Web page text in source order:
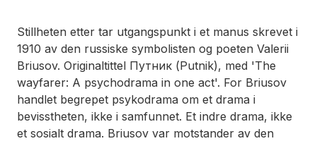
Stillheten etter tar utgangspunkt i et manus skrevet i
1910 av den russiske symbolisten og poeten Valerii
Briusov. Originaltittel Путник (Putnik), med 'The
wayfarer: A psychodrama in one act'. For Briusov
handlet begrepet psykodrama om et drama i
bevisstheten, ikke i samfunnet. Et indre drama, ikke
et sosialt drama. Briusov var motstander av den